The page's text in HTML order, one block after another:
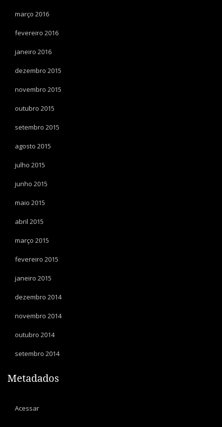
março 2016
fevereiro 2016
janeiro 2016
dezembro 2015
novembro 2015
outubro 2015
setembro 2015
agosto 2015
julho 2015
junho 2015
maio 2015
abril 2015
março 2015
fevereiro 2015
janeiro 2015
dezembro 2014
novembro 2014
outubro 2014
setembro 2014
Metadados
Acessar